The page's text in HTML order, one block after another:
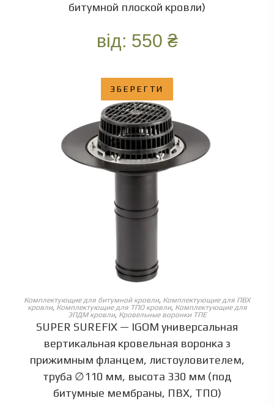
битумной плоской кровли)
від: 550 ₴
ЗБЕРЕГТИ
ОБЕРІТЬ ОПЦІЇ
Комплектующие для битумной кровли, Комплектующие для ПВХ
кровли, Комплектующие для ТПО кровли, Комплектующие для
ЭПДМ кровли, Кровельные воронки ТПЕ
SUPER SUREFIX — IGOM универсальная
вертикальная кровельная воронка з
прижимным фланцем, листоуловителем,
труба ∅110 мм, высота 330 мм (под
битумные мембраны, ПВХ, ТПО)